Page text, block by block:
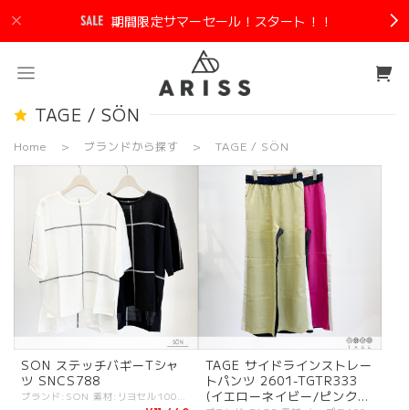
期間限定サマーセール！スタート！！
TAGE / SÖN
Home ブランドから探す TAGE / SÖN
SON ステッチバギーTシャ
ツ SNCS788
TAGE サイドラインストレー
トパンツ 2601-TGTR333
(イエローネイビー/ピンクブ